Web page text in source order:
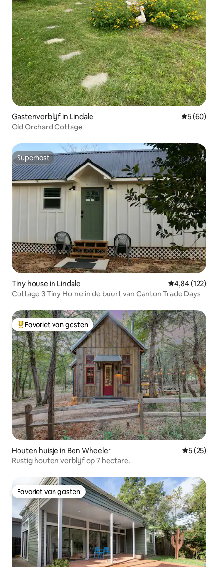
Gastenverblijf in Lindale
5 (60)
Old Orchard Cottage
Superhost
Superhost
Tiny house in Lindale Gemiddelde
4,84 (122)
Cottage 3 Tiny Home in de buurt van Canton Trade Days
Topfavoriet van gasten
Favoriet van gasten
Houten huisje in Ben Wheeler
5 (25)
Rustig houten verblijf op 7 hectare.
Favoriet van gasten
Favoriet van gasten